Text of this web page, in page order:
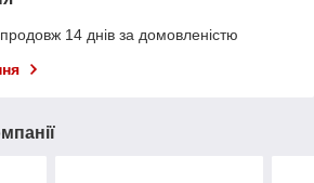
14 днів за домовленістю